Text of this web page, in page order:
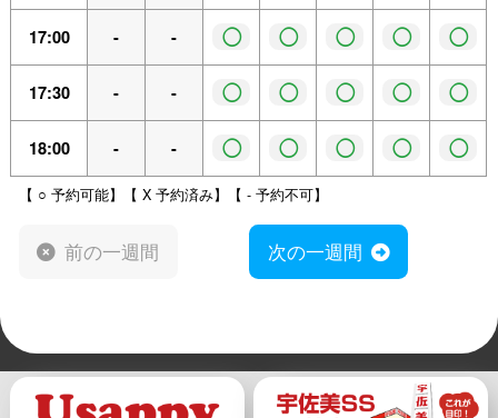
17:00 - - ◯ ◯ ◯ ◯ ◯
17:30 - - ◯ ◯ ◯ ◯ ◯
18:00 - - ◯ ◯ ◯ ◯ ◯
【 ○ 予約可能】【 X 予約済み】【 - 予約不可】
前の一週間 次の一週間